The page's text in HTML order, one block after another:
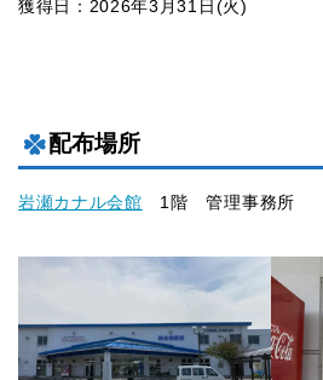
獲得日：2026年3月31日(火)
配布場所
岩瀬カナル会館 1階 管理事務所